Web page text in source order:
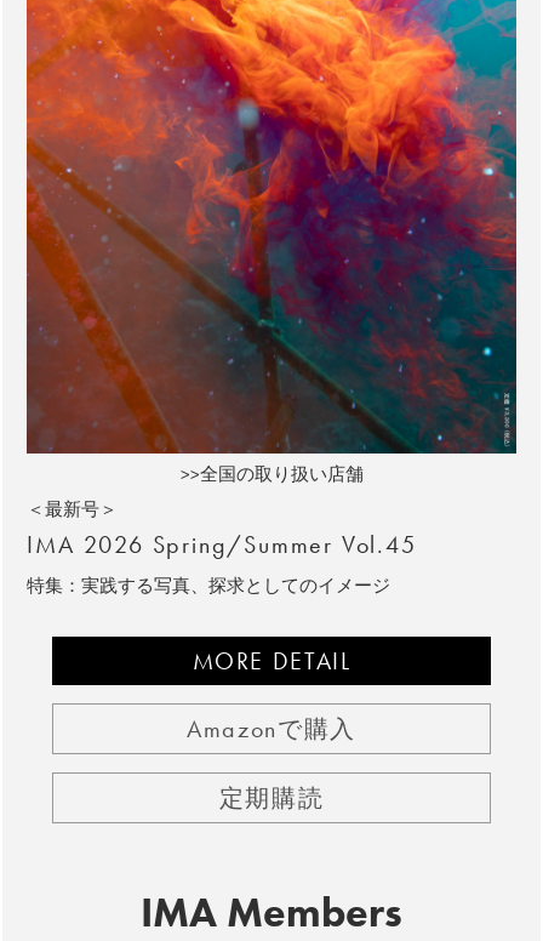
>>全国の取り扱い店舗
＜最新号＞
IMA 2026 Spring/Summer Vol.45
特集：実践する写真、探求としてのイメージ
MORE DETAIL
Amazonで購入
定期購読
IMA Members